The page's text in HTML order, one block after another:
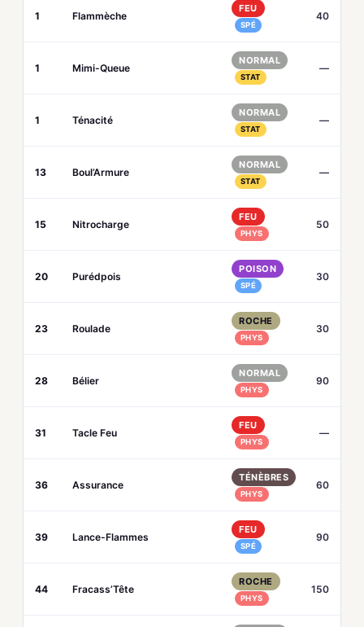
1 Flammèche
FEU
SPÉ
40
1 Mimi-Queue
NORMAL
STAT
—
1 Ténacité
NORMAL
STAT
—
13 Boul’Armure
NORMAL
STAT
—
15 Nitrocharge
FEU
PHYS
50
20 Purédpois
POISON
SPÉ
30
23 Roulade
ROCHE
PHYS
30
28 Bélier
NORMAL
PHYS
90
31 Tacle Feu
FEU
PHYS
—
36 Assurance
TÉNÈBRES
PHYS
60
39 Lance-Flammes
FEU
SPÉ
90
44 Fracass’Tête
ROCHE
PHYS
150